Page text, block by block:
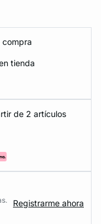
tienda
de 2 artículos
Registrarme ahora